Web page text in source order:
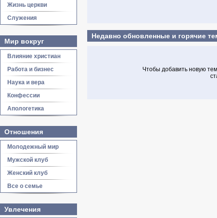
Жизнь церкви
Служения
Мир вокруг
Влияние христиан
Работа и бизнес
Наука и вера
Конфессии
Апологетика
Отношения
Молодежный мир
Мужской клуб
Женский клуб
Все о семье
Увлечения
Недавно обновленные и горячие
Чтобы добавить новую